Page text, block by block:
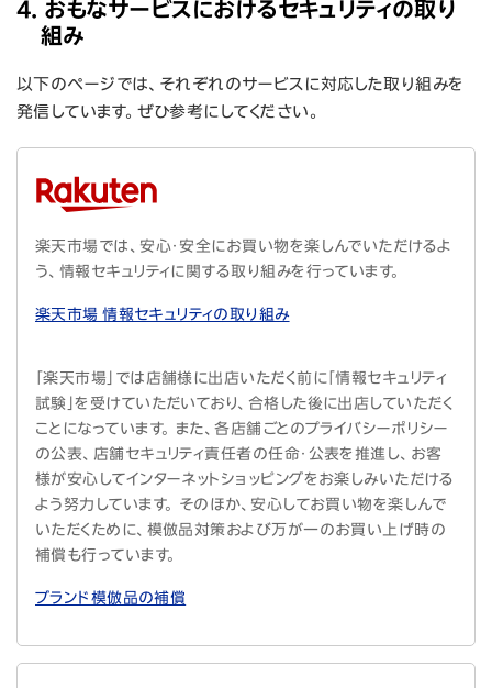
4. おもなサービスにおけるセキュリティの取り
組み
以下のページでは、それぞれのサービスに対応した取り組みを
発信しています。ぜひ参考にしてください。
楽天市場では、安心・安全にお買い物を楽しんでいただけるよ
う、情報セキュリティに関する取り組みを行っています。
楽天市場 情報セキュリティの取り組み
「楽天市場」では店舗様に出店いただく前に「情報セキュリティ
試験」を受けていただいており、合格した後に出店していただく
ことになっています。 また、各店舗ごとのプライバシーポリシー
の公表、店舗セキュリティ責任者の任命・公表を推進し、お客
様が安心してインターネットショッピングをお楽しみいただける
よう努力しています。 そのほか、安心してお買い物を楽しんで
いただくために、模倣品対策および万が一のお買い上げ時の
補償も行っています。
ブランド模倣品の補償